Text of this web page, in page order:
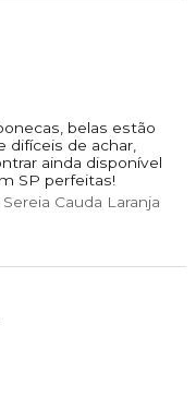
belas estão
difíceis de achar,
ainda disponível
SP perfeitas!
Cauda Laranja